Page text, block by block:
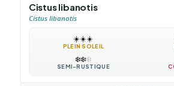
Cistus libanotis
Cistus libanotis
☀️☀️☀️
PLEIN SOLEIL
❄️❄️❄️
SEMI-RUSTIQUE